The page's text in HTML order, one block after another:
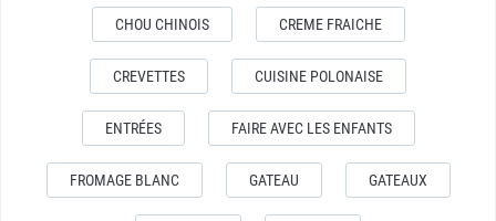
CHOU CHINOIS CREME FRAICHE
CREVETTES CUISINE POLONAISE
ENTRÉES FAIRE AVEC LES ENFANTS
FROMAGE BLANC GATEAU GATEAUX